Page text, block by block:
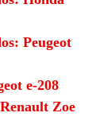
Peugeot
e-208
Zoe